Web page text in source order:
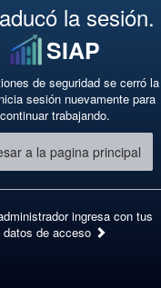
la sesión.
SIAP
de seguridad se cerró la
sesión nuevamente para
continuar trabajando.
a la pagina principal
ingresa con tus
datos de acceso